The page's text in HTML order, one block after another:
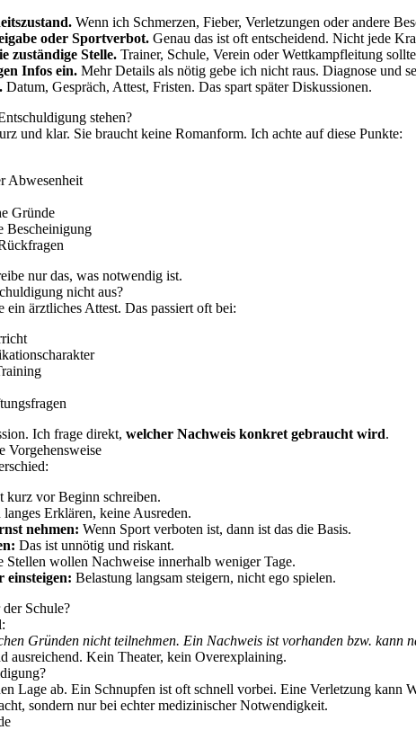
Wenn ich Schmerzen, Fieber, Verletzungen oder andere
oder Sportverbot. Genau das ist oft entscheidend. Nicht jede
zuständige Stelle. Trainer, Schule, Verein oder Wettkampfleitung
Infos ein. Mehr Details als nötig gebe ich nicht raus. Diagnose und
Datum, Gespräch, Attest, Fristen. Das spart später Diskussionen.
stehen?
und klar. Sie braucht keine Romanform. Ich achte auf diese Punkte:
Abwesenheit
Gründe
Bescheinigung
nur das, was notwendig ist.
nicht aus?
ärztliches Attest. Das passiert oft bei:
Ich frage direkt, welcher Nachweis konkret gebraucht wird.
Vorgehensweise
kurz vor Beginn schreiben.
Erklären, keine Ausreden.
nehmen: Wenn Sport verboten ist, dann ist das die Basis.
Das ist unnötig und riskant.
Stellen wollen Nachweise innerhalb weniger Tage.
einsteigen: Belastung langsam steigern, nicht ego spielen.
Schule?
Gründen nicht teilnehmen. Ein Nachweis ist vorhanden bzw. kann
ausreichend. Kein Theater, kein Overexplaining.
Lage ab. Ein Schnupfen ist oft schnell vorbei. Eine Verletzung
sondern nur bei echter medizinischer Notwendigkeit.